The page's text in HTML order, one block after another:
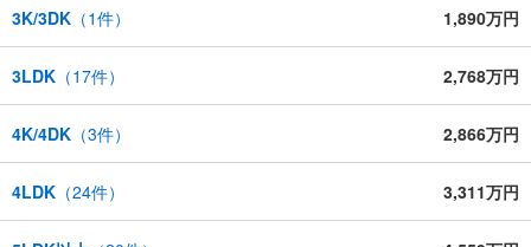
3K/3DK （1件） 1,890万円
3LDK （17件） 2,768万円
4K/4DK （3件） 2,866万円
4LDK （24件） 3,311万円